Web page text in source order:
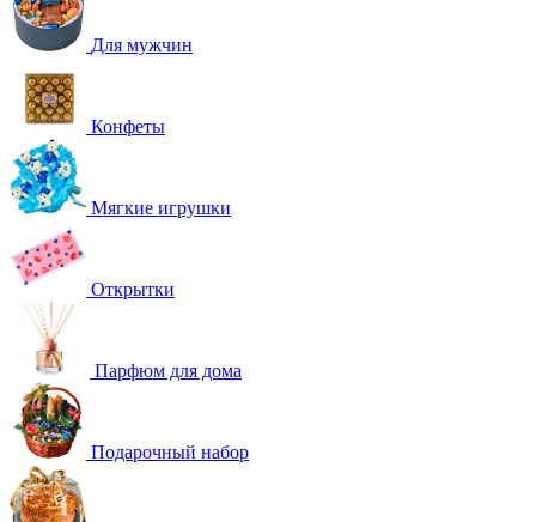
Для мужчин
Конфеты
Мягкие игрушки
Открытки
Парфюм для дома
Подарочный набор